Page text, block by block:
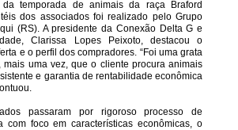
temporada de animais da raça Braford
dos associados foi realizado pelo Grupo
(RS). A presidente da Conexão Delta G e
Clarissa Lopes Peixoto, destacou o
e o perfil dos compradores. “Foi uma grata
mais uma vez, que o cliente procura animais
e garantia de rentabilidade econômica
passaram por rigoroso processo de
com foco em características econômicas, o